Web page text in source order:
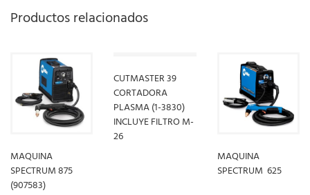
Productos relacionados
MAQUINA
SPECTRUM 875
(907583)
CUTMASTER 39
CORTADORA
PLASMA (1-3830)
INCLUYE FILTRO M-
26
MAQUINA
SPECTRUM 625